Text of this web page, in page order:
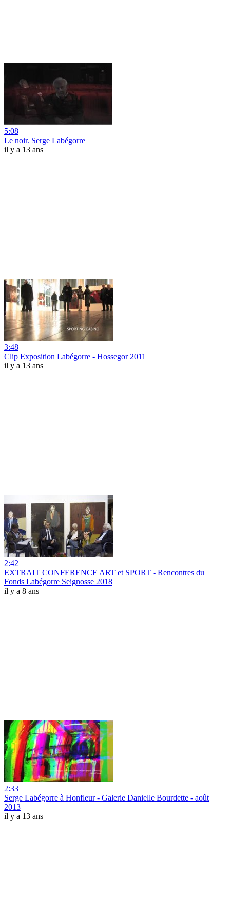
5:08
Le noir. Serge Labégorre
il y a 13 ans
3:48
Clip Exposition Labégorre - Hossegor 2011
il y a 13 ans
2:42
EXTRAIT CONFERENCE ART et SPORT - Rencontres du
Fonds Labégorre Seignosse 2018
il y a 8 ans
2:33
Serge Labégorre à Honfleur - Galerie Danielle Bourdette - août
2013
il y a 13 ans